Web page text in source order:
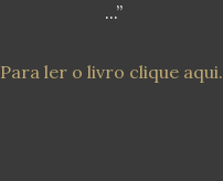
...”
Para ler o livro clique aqui.